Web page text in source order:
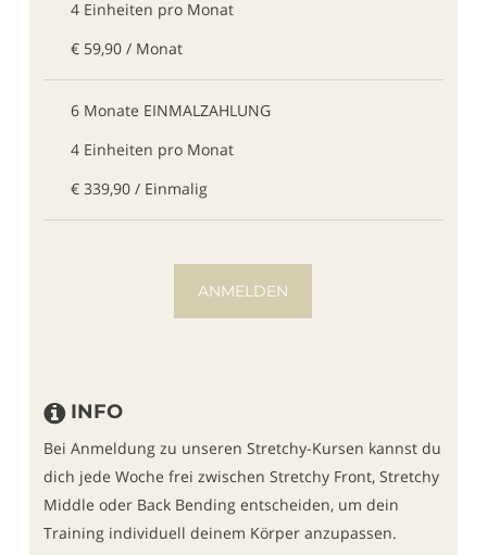
4 Einheiten pro Monat
€ 59,90 / Monat
6 Monate EINMALZAHLUNG
4 Einheiten pro Monat
€ 339,90 / Einmalig
ANMELDEN
INFO
Bei Anmeldung zu unseren Stretchy-Kursen kannst du
dich jede Woche frei zwischen Stretchy Front, Stretchy
Middle oder Back Bending entscheiden, um dein
Training individuell deinem Körper anzupassen.